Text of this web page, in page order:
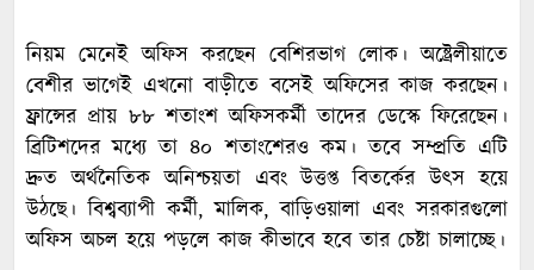
নিয়ম মেনেই অফিস করছেন বেশিরভাগ লোক। অষ্ট্রেলীয়াতে
বেশীর ভাগেই এখনো বাড়ীতে বসেই অফিসের কাজ করছেন।
ফ্রান্সের প্রায় ৮৮ শতাংশ অফিসকর্মী তাদের ডেস্কে ফিরেছেন।
ব্রিটিশদের মধ্যে তা ৪০ শতাংশেরও কম। তবে সম্প্রতি এটি
দ্রুত অর্থনৈতিক অনিশ্চয়তা এবং উত্তপ্ত বিতর্কের উৎস হয়ে
উঠছে। বিশ্বব্যাপী কর্মী, মালিক, বাড়িওয়ালা এবং সরকারগুলো
অফিস অচল হয়ে পড়লে কাজ কীভাবে হবে তার চেষ্টা চালাচ্ছে।